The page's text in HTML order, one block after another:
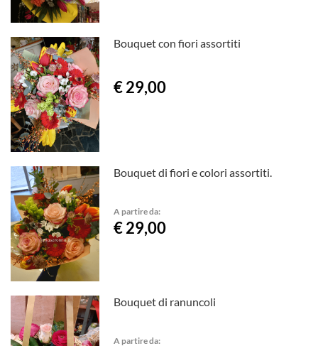
Bouquet con fiori assortiti
€ 29,00
Bouquet di fiori e colori assortiti.
A partire da:
€ 29,00
Bouquet di ranuncoli
A partire da: